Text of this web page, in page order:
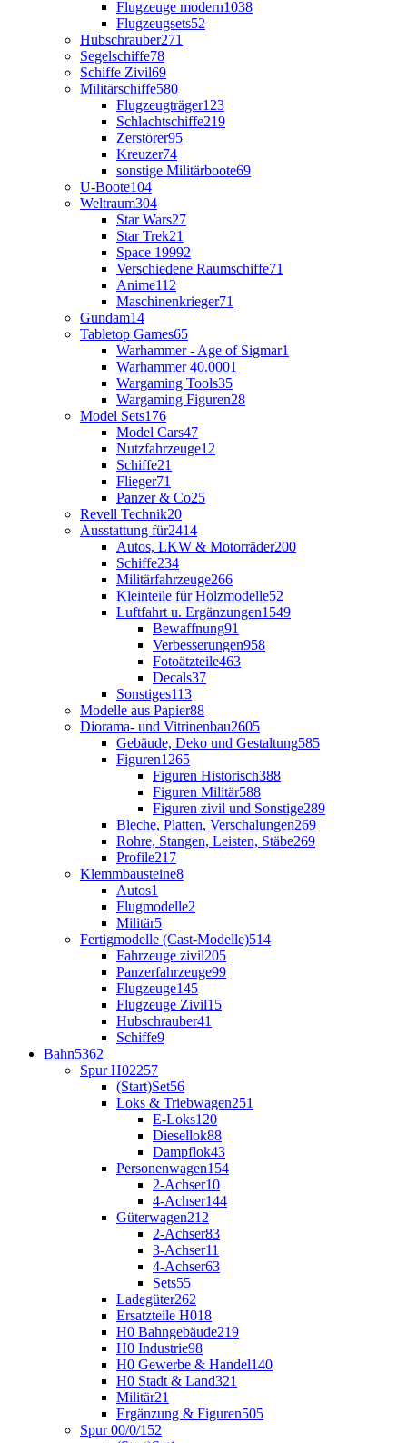
Flugzeuge modern1038
Flugzeugsets52
Hubschrauber271
Segelschiffe78
Schiffe Zivil69
Militärschiffe580
Flugzeugträger123
Schlachtschiffe219
Zerstörer95
Kreuzer74
sonstige Militärboote69
U-Boote104
Weltraum304
Star Wars27
Star Trek21
Space 19992
Verschiedene Raumschiffe71
Anime112
Maschinenkrieger71
Gundam14
Tabletop Games65
Warhammer - Age of Sigmar1
Warhammer 40.0001
Wargaming Tools35
Wargaming Figuren28
Model Sets176
Model Cars47
Nutzfahrzeuge12
Schiffe21
Flieger71
Panzer & Co25
Revell Technik20
Ausstattung für2414
Autos, LKW & Motorräder200
Schiffe234
Militärfahrzeuge266
Kleinteile für Holzmodelle52
Luftfahrt u. Ergänzungen1549
Bewaffnung91
Verbesserungen958
Fotoätzteile463
Decals37
Sonstiges113
Modelle aus Papier88
Diorama- und Vitrinenbau2605
Gebäude, Deko und Gestaltung585
Figuren1265
Figuren Historisch388
Figuren Militär588
Figuren zivil und Sonstige289
Bleche, Platten, Verschalungen269
Rohre, Stangen, Leisten, Stäbe269
Profile217
Klemmbausteine8
Autos1
Flugmodelle2
Militär5
Fertigmodelle (Cast-Modelle)514
Fahrzeuge zivil205
Panzerfahrzeuge99
Flugzeuge145
Flugzeuge Zivil15
Hubschrauber41
Schiffe9
Bahn5362
Spur H02257
(Start)Set56
Loks & Triebwagen251
E-Loks120
Diesellok88
Dampflok43
Personenwagen154
2-Achser10
4-Achser144
Güterwagen212
2-Achser83
3-Achser11
4-Achser63
Sets55
Ladegüter262
Ersatzteile H018
H0 Bahngebäude219
H0 Industrie98
H0 Gewerbe & Handel140
H0 Stadt & Land321
Militär21
Ergänzung & Figuren505
Spur 00/0/1 52